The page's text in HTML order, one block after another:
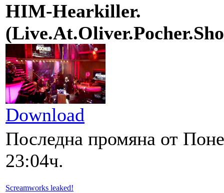
HIM-Hearkiller.
Download
Последна промяна от
23:04ч.
Screamworks leaked!